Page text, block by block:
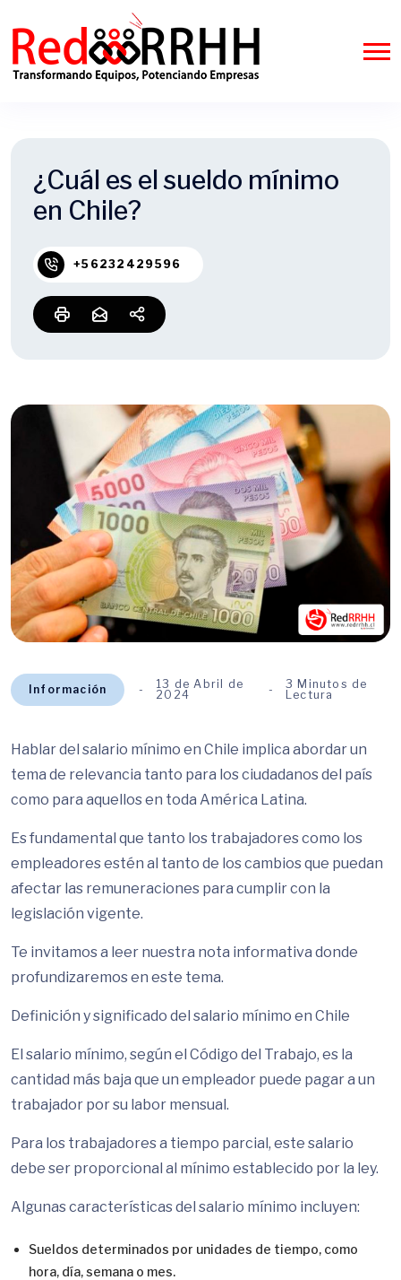
¿Cuál es el sueldo mínimo
en Chile?
+56232429596
Información
13 de Abril de
2024
3 Minutos de
Lectura
Hablar del salario mínimo en Chile implica abordar un
tema de relevancia tanto para los ciudadanos del país
como para aquellos en toda América Latina.
Es fundamental que tanto los trabajadores como los
empleadores estén al tanto de los cambios que puedan
afectar las remuneraciones para cumplir con la
legislación vigente.
Te invitamos a leer nuestra nota informativa donde
profundizaremos en este tema.
Definición y significado del salario mínimo en Chile
El salario mínimo, según el Código del Trabajo, es la
cantidad más baja que un empleador puede pagar a un
trabajador por su labor mensual.
Para los trabajadores a tiempo parcial, este salario
debe ser proporcional al mínimo establecido por la ley.
Algunas características del salario mínimo incluyen:
Sueldos determinados por unidades de tiempo, como
hora, día, semana o mes.